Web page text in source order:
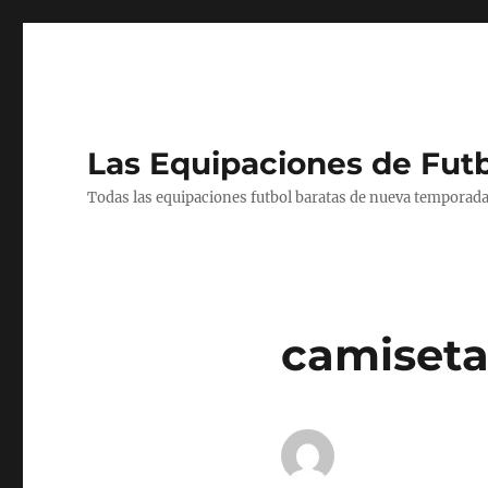
Las Equipaciones de
Todas las equipaciones futbol baratas de nueva